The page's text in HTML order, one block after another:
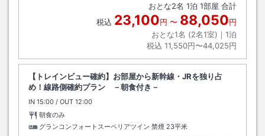
おとな2名 1泊 1部屋 合計
税込 23,100円 〜 88,050円
おとな1名 (2名1室)｜ 1泊
税込 11,550円〜44,025円
【トレインビュー確約】お部屋から新幹線・JRを独り占
め！線路側確約プラン －朝食付き－
IN チェックイン
15:00 / OUT チェックアウト
12:00
朝食のみ
グランコンフォートスーペリアツイン 禁煙 23平米